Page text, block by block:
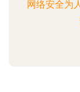
网络安全为